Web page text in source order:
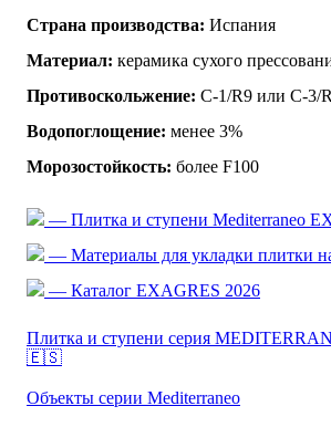
Страна производства: Испания
Материал: керамика сухого
Противоскольжение: C-1/R9 или C-3/
Водопоглощение: менее 3%
Морозостойкость: более F100
— Плитка и ступени Mediterraneo
— Материалы для укладки плитки
— Каталог EXAGRES 2026
Плитка и ступени серия
🇪🇸
Объекты серии Mediterraneo